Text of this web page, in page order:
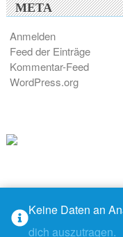
META
Anmelden
Feed der Einträge
Kommentar-Feed
WordPress.org
© 2026 - M@ndys Blogwelt
Keine Daten an
dich auszutragen.